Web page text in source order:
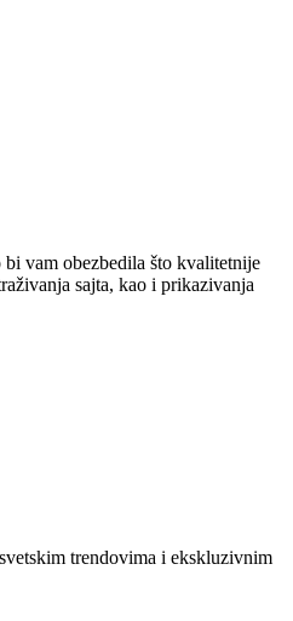
vam obezbedila što kvalitetnije
sajta, kao i prikazivanja
trendovima i ekskluzivnim